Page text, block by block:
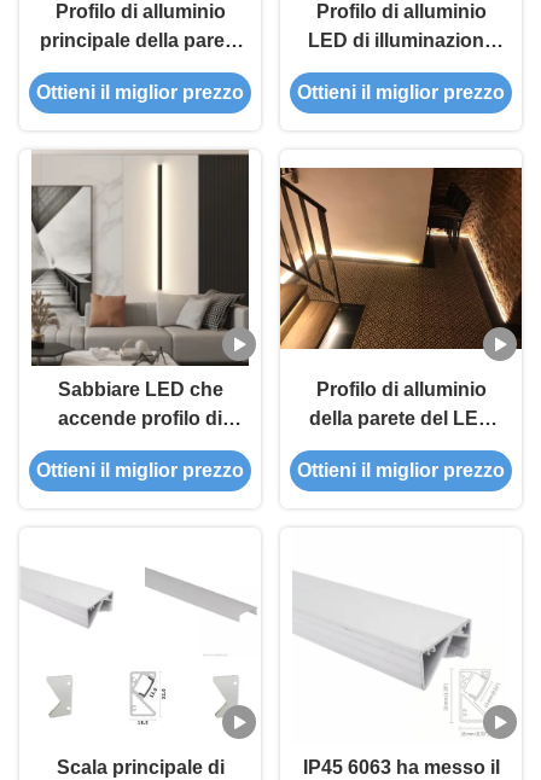
Profilo di alluminio
principale della parete
di profilo di alluminio
LED della striscia per
scala
Ottieni il miglior prezzo
Profilo di alluminio
LED di illuminazione
dell'interno
dell'angolo per
Ottieni il miglior prezzo
Sabbiare LED che
accende profilo di
alluminio IP44 6063
T5 su e giù la parete
Ottieni il miglior prezzo
Profilo di alluminio
della parete del LED
che accende
alluminio del LED che
Profil del muro a
Ottieni il miglior prezzo
Scala principale di
IP45 6063 ha messo il